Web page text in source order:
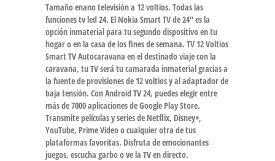
Tamaño enano televisión a 12 voltios. Todas las
funciones tv led 24. El Nokia Smart TV de 24″ es la
opción inmaterial para tu segundo dispositivo en tu
hogar o en la casa de los fines de semana. TV 12 Voltios
Smart TV Autocaravana en el destinado viaje con la
caravana, tu TV será tu camarada inmaterial gracias a
la fuente de provisiones de 12 voltios y al adaptador de
baja tensión. Con Android TV 24, puedes elegir entre
más de 7000 aplicaciones de Google Play Store.
Transmite películas y series de Netflix, Disney+,
YouTube, Prime Video o cualquier otra de tus
plataformas favoritas. Disfruta de emocionantes
juegos, escucha garbo o ve la TV en directo.